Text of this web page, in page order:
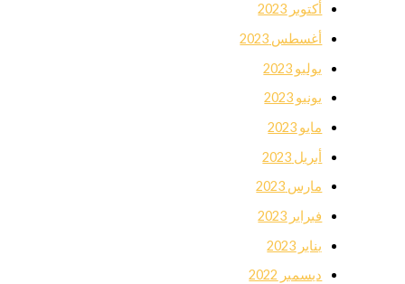
أكتوبر 2023
أغسطس 2023
يوليو 2023
يونيو 2023
مايو 2023
أبريل 2023
مارس 2023
فبراير 2023
يناير 2023
ديسمبر 2022